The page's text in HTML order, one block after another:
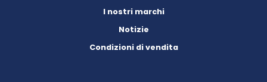
I nostri marchi
Notizie
Condizioni di vendita